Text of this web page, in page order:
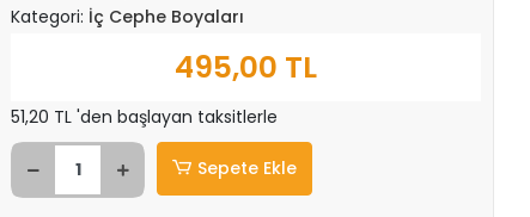
Kategori: İç Cephe Boyaları
495,00 TL
51,20 TL 'den başlayan taksitlerle
Sepete Ekle